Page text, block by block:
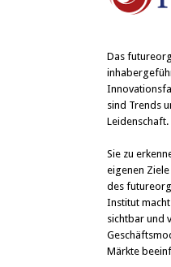
Das
sind Trends
Leidenschaft.
Sie zu
eigenen
des
Institut
sichtbar und
Märkte